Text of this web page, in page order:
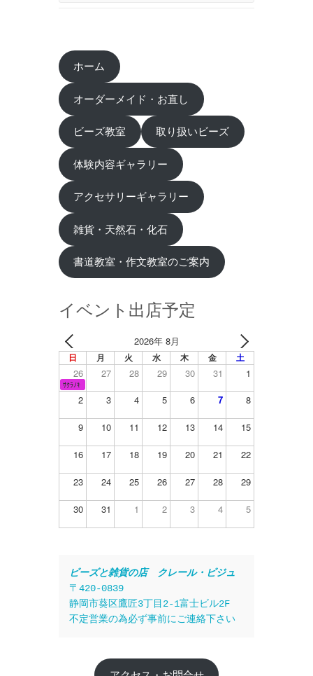
ホーム
オーダーメイド・お直し
ビーズ教室 取り扱いビーズ
体験内容ギャラリー
アクセサリーギャラリー
雑貨・天然石・化石
書道教室・作文教室のご案内
イベント出店予定
2026年 8月
日 月 火 水 木 金 土
26 27 28 29 30 31 1
ｻｸﾗﾉｷ
2 3 4 5 6 7 8
9 10 11 12 13 14 15
16 17 18 19 20 21 22
23 24 25 26 27 28 29
30 31 1 2 3 4 5
ビーズと雑貨の店　クレール・ビジュ
〒420-0839
静岡市葵区鷹匠3丁目2-1富士ビル2F
不定営業の為必ず事前にご連絡下さい